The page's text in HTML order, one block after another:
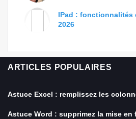
IPad : fonctionnalités
2026
ARTICLES POPULAIRES
Astuce Excel : remplissez les
Astuce Word : supprimez la mise en